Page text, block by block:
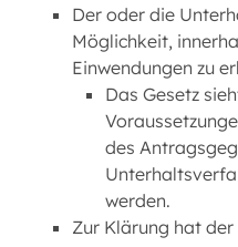
Der oder die
Möglichkeit,
Einwendungen zu
Das Gesetz
des
werden.
Zur Klärung hat